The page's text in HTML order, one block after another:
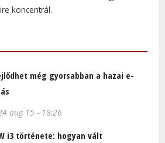
koncentrál.
még gyorsabban a hazai e-
aug 15 - 18:26
i3 története: hogyan vált